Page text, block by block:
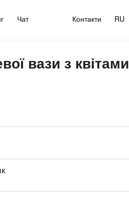
Чат Контакти RU
вази з квітами